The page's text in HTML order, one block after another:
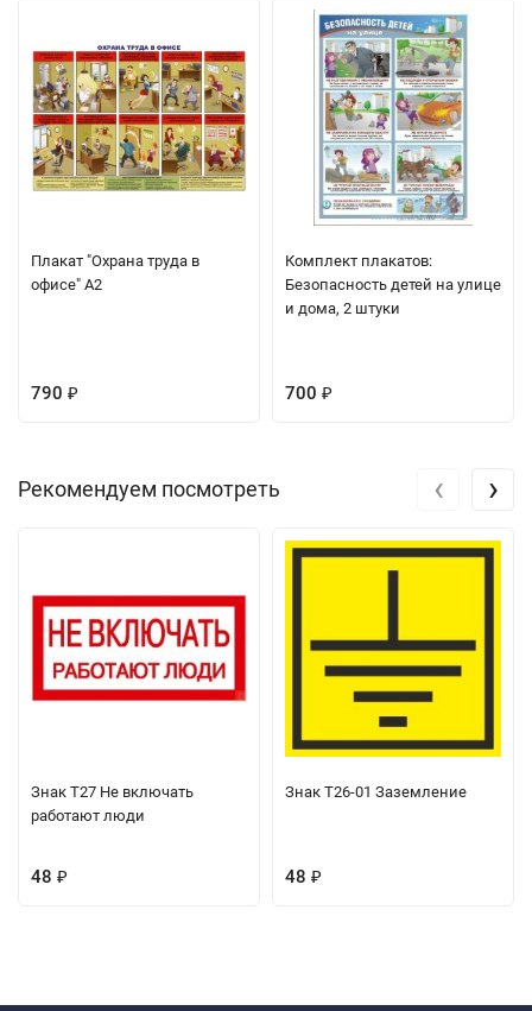
Плакат "Охрана труда в
офисе" А2
790 ₽
Комплект плакатов:
Безопасность детей на улице
и дома, 2 штуки
700 ₽
Рекомендуем посмотреть
Знак Т27 Не включать
работают люди
48 ₽
Знак Т26-01 Заземление
48 ₽
‹ ›